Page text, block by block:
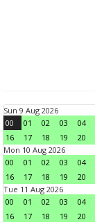
Sun 9 Aug 2026
00
01 02 03 04
16
17 18 19 20
Mon 10 Aug 2026
00
01 02 03 04
16
17 18 19 20
Tue 11 Aug 2026
00
01 02 03 04
16
17 18 19 20